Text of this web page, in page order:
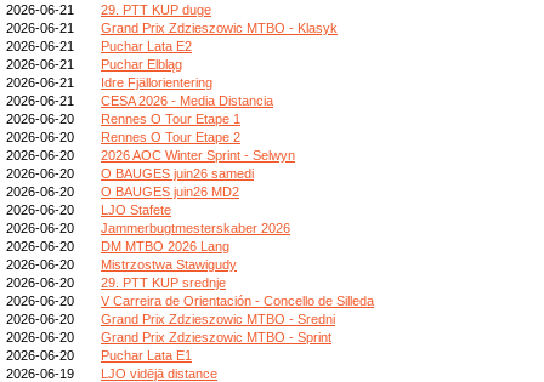
2026-06-21
29. PTT KUP duge
2026-06-21
Grand Prix Zdzieszowic MTBO - Klasyk
2026-06-21
Puchar Lata E2
2026-06-21
Puchar Elbląg
2026-06-21
Idre Fjällorientering
2026-06-21
CESA 2026 - Media Distancia
2026-06-20
Rennes O Tour Etape 1
2026-06-20
Rennes O Tour Etape 2
2026-06-20
2026 AOC Winter Sprint - Selwyn
2026-06-20
O BAUGES juin26 samedi
2026-06-20
O BAUGES juin26 MD2
2026-06-20
LJO Stafete
2026-06-20
Jammerbugtmesterskaber 2026
2026-06-20
DM MTBO 2026 Lang
2026-06-20
Mistrzostwa Stawigudy
2026-06-20
29. PTT KUP srednje
2026-06-20
V Carreira de Orientación - Concello de Silleda
2026-06-20
Grand Prix Zdzieszowic MTBO - Sredni
2026-06-20
Grand Prix Zdzieszowic MTBO - Sprint
2026-06-20
Puchar Lata E1
2026-06-19
LJO vidējā distance